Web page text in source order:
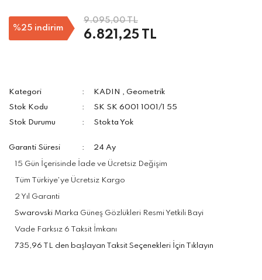
%25 indirim
9.095,00 TL
6.821,25 TL
Kategori KADIN ,Geometrik
Stok Kodu
SK SK 6001 1001/1 55
Stok Durumu
Stokta Yok
Garanti Süresi 24 Ay
15 Gün İçerisinde İade ve Ücretsiz Değişim
Tüm Türkiye'ye Ücretsiz Kargo
2 Yıl Garanti
Swarovski Marka Güneş Gözlükleri Resmi Yetkili Bayi
Vade Farksız 6 Taksit İmkanı
735,96 TL den başlayan Taksit Seçenekleri İçin Tıklayın